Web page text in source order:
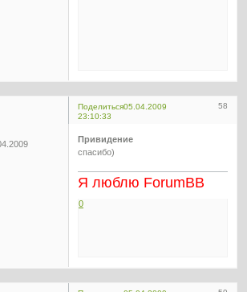
Поделиться 58
05.04.2009
23:10:33
Привидение
спасибо)
Я люблю ForumBB
0